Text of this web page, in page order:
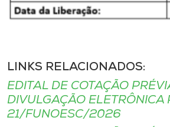
LINKS RELACIONADOS:
EDITAL DE COTAÇÃO
DIVULGAÇÃO ELETRÔNICA
21/FUNOESC/2026